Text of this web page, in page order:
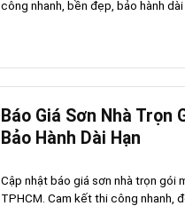
công nhanh, bền đẹp, bảo hành dài
Báo Giá Sơn Nhà Trọn
Bảo Hành Dài Hạn
Cập nhật báo giá sơn nhà trọn gói
TPHCM. Cam kết thi công nhanh,